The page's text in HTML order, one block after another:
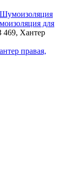
Шумоизоляция
для
469, Хантер